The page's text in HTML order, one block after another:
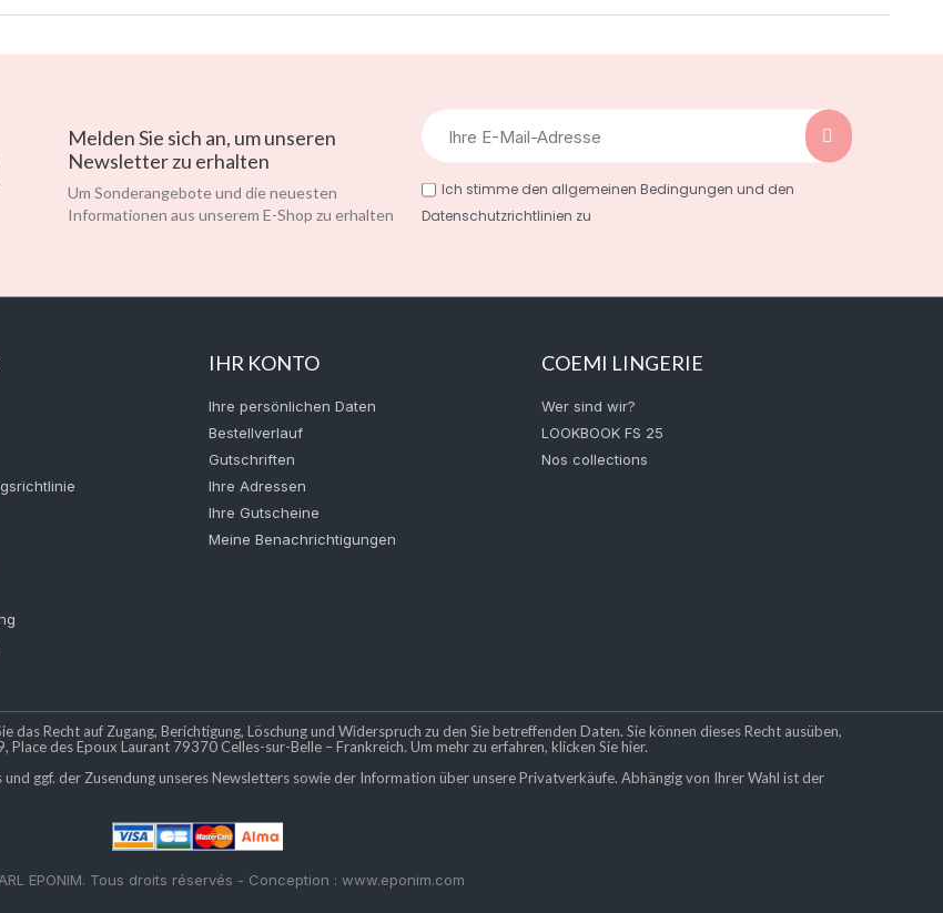
Melden Sie sich an, um unseren
Newsletter zu erhalten
Um Sonderangebote und die neuesten
Informationen aus unserem E-Shop zu erhalten
Ich stimme den allgemeinen Bedingungen und den
Datenschutzrichtlinien zu
IHR KONTO
Ihre persönlichen Daten
Bestellverlauf
Gutschriften
Ihre Adressen
Ihre Gutscheine
Meine Benachrichtigungen
COEMI LINGERIE
Wer sind wir?
LOOKBOOK FS 25
Nos collections
Recht auf Zugang, Berichtigung, Löschung und Widerspruch zu den Sie betreffenden Daten. Sie können dieses Recht ausüben,
Place des Epoux Laurant 79370 Celles-sur-Belle – Frankreich. Um mehr zu erfahren, klicken Sie hier.
ggf. der Zusendung unseres Newsletters sowie der Information über unsere Privatverkäufe. Abhängig von Ihrer Wahl ist der
EPONIM. Tous droits réservés - Conception : www.eponim.com